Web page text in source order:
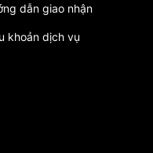
dẫn giao nhận
khoản dịch vụ